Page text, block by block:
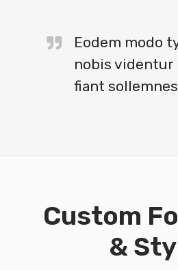
Eodem modo
nobis videntur
fiant
Custom
&